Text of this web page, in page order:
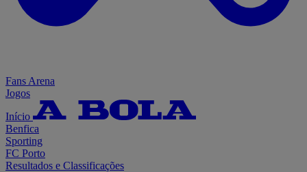
Fans Arena
Jogos
Início
Benfica
Sporting
FC Porto
Resultados e Classificações